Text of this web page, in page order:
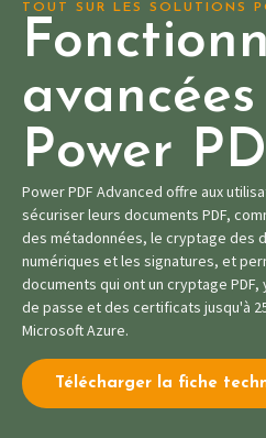
TOUT SUR LES SOLUTIONS
Power
Power PDF Advanced offre aux
sécuriser leurs documents PDF,
des métadonnées, le cryptage des
numériques et les signatures, et
documents qui ont un cryptage
de passe et des certificats jusqu'à
Microsoft Azure.
Télécharger la fiche